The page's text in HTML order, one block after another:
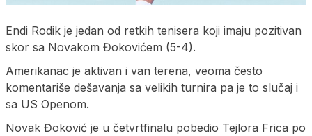
Endi Rodik je jedan od retkih tenisera koji imaju pozitivan
skor sa Novakom Đokovićem (5-4).
Amerikanac je aktivan i van terena, veoma često
komentariše dešavanja sa velikih turnira pa je to slučaj i
sa US Openom.
Novak Đoković je u četvrtfinalu pobedio Tejlora Frica po